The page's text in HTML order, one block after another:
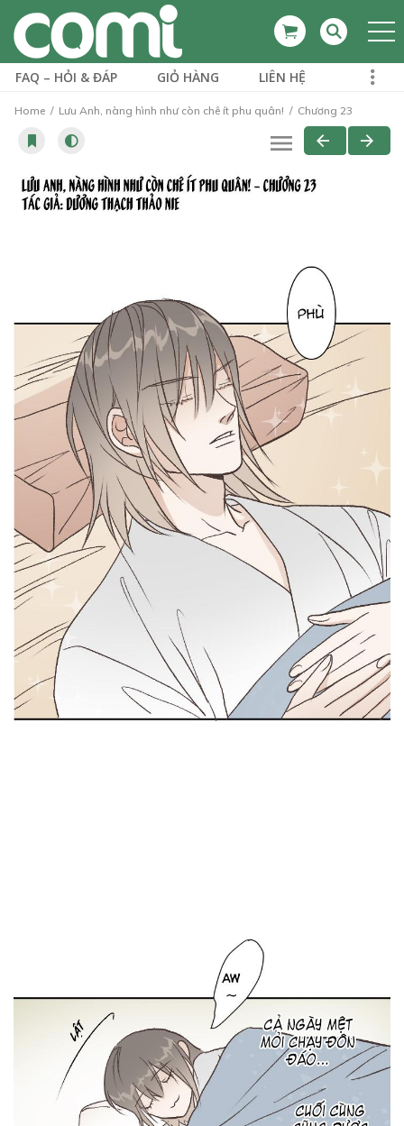
FAQ – HỎI & ĐÁP GIỎ HÀNG LIÊN HỆ
Home Lưu Anh, nàng hình như còn chê ít phu quân! Chương 23